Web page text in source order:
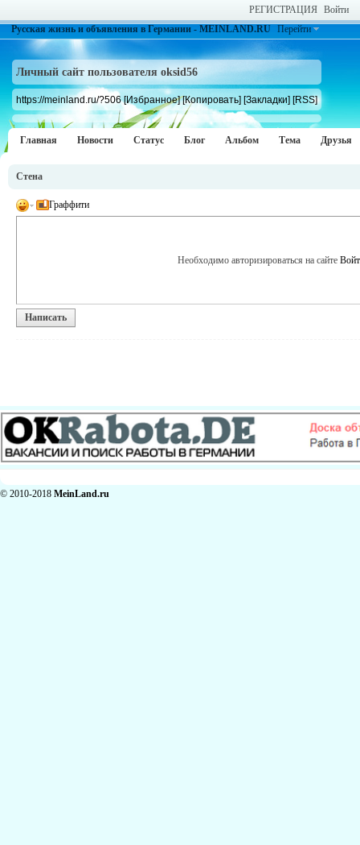
РЕГИСТРАЦИЯ Войти
Русская жизнь и объявления в Германии - MEINLAND.RU Перейти
Личный сайт пользователя oksid56
https://meinland.ru/?506 [Избранное] [Копировать] [Закладки] [RSS]
Главная Новости Статус Блог Альбом Тема Друзья
Стена
Граффити
Необходимо авторизироваться на сайте
Написать
© 2010-2018 MeinLand.ru